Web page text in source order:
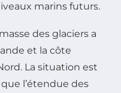
marins futurs.
des glaciers a
et la côte
La situation est
l’étendue des